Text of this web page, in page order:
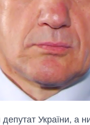
України, а